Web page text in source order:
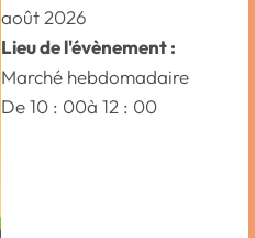
août 2026
Lieu de l'évènement :
Marché hebdomadaire
De 10 : 00à 12 : 00